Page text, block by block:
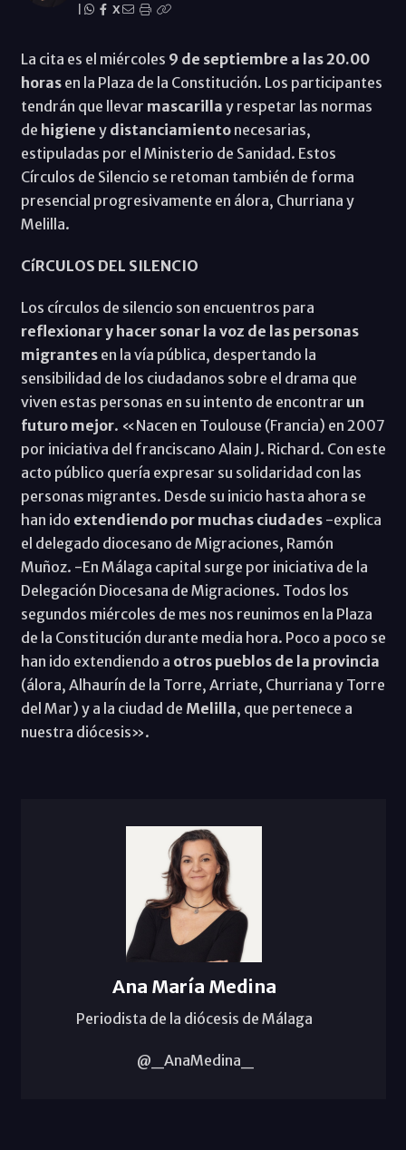
X
La cita es el miércoles 9 de septiembre a las 20.00
horasen la Plaza de la Constitución. Los participantes
tendrán que llevar mascarilla y respetar las normas
de higiene y distanciamientonecesarias,
estipuladas por el Ministerio de Sanidad. Estos
Círculos de Silencio se retoman también de forma
presencial progresivamente en álora, Churriana y
Melilla.
CíRCULOS DEL SILENCIO
Los círculos de silencio son encuentros para
reflexionar y hacer sonar la voz de las personas
migrantesen la vía pública, despertando la
sensibilidad de los ciudadanos sobre el drama que
viven estas personas en su intento de encontrar un
futuro mejor. «Nacen en Toulouse (Francia) en 2007
por iniciativa del franciscano Alain J. Richard. Con este
acto público quería expresar su solidaridad con las
personas migrantes. Desde su inicio hasta ahora se
han ido extendiendo por muchas ciudades-explica
el delegado diocesano de Migraciones, Ramón
Muñoz. -En Málaga capital surge por iniciativa de la
Delegación Diocesana de Migraciones. Todos los
segundos miércoles de mes nos reunimos en la Plaza
de la Constitución durante media hora. Poco a poco se
han ido extendiendo a otros pueblos de la provincia
(álora, Alhaurín de la Torre, Arriate, Churriana y Torre
del Mar) y a la ciudad de Melilla, que pertenece a
nuestra diócesis».
Ana María Medina
Periodista de la diócesis de Málaga
@_AnaMedina_